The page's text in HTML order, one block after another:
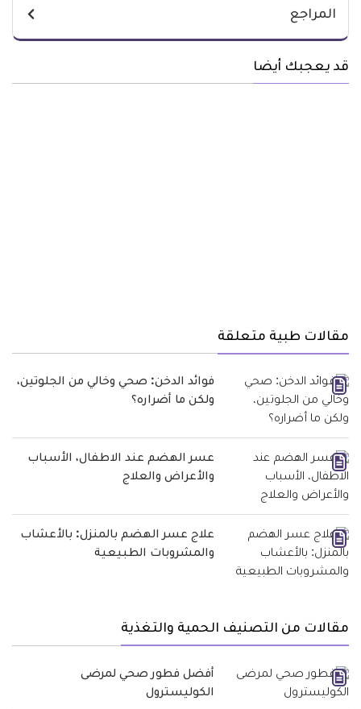
المراجع
قد يعجبك أيضا
مقالات طبية متعلقة
فوائد الدخن: صحي وخالي من الجلوتين،
ولكن ما أضراره؟
عسر الهضم عند الاطفال، الأسباب
والأعراض والعلاج
علاج عسر الهضم بالمنزل: بالأعشاب
والمشروبات الطبيعية
مقالات من التصنيف الحمية والتغذية
أفضل فطور صحي لمرضى
الكوليسترول